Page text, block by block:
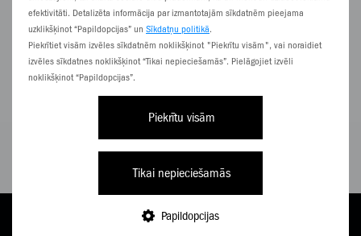
efektivitāti. Detalizēta informācija par izmantotajām sīkdatnēm pieejama
uzklikšķinot “Papildopcijas” un Sīkdatņu politikā.
Piekrītiet visām izvēles sīkdatnēm noklikšķinot "Piekrītu visām", vai noraidiet
izvēles sīkdatnes noklikšķinot “Tikai nepieciešamās”. Pielāgojiet izvēli
noklikšķinot “Papildopcijas”.
Piekrītu visām
Tikai nepieciešamās
Papildopcijas
E-VEIKALS
26,25mēn.